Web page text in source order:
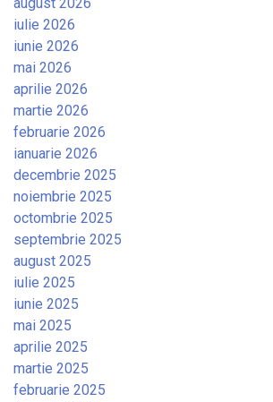
iulie 2026
iunie 2026
mai 2026
aprilie 2026
martie 2026
februarie 2026
ianuarie 2026
decembrie 2025
noiembrie 2025
octombrie 2025
septembrie 2025
august 2025
iulie 2025
iunie 2025
mai 2025
aprilie 2025
martie 2025
februarie 2025